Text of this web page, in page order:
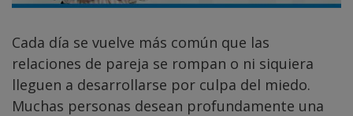
Cada día se vuelve más común que las
relaciones de pareja se rompan o ni siquiera
lleguen a desarrollarse por culpa del miedo.
Muchas personas desean profundamente una